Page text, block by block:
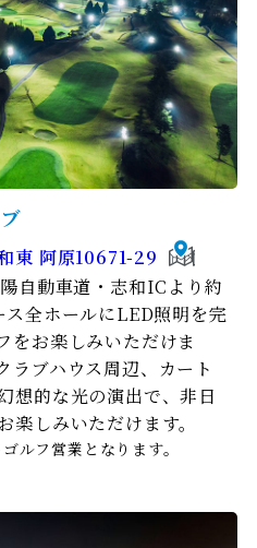
東 阿原10671-29
自動車道・志和ICより約
全ホールにLED照明を完
をお楽しみいただけま
ラブハウス周辺、カート
想的な光の演出で、非日
楽しみいただけます。
ルフ営業となります。